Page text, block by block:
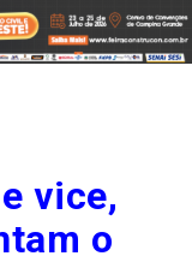
vice,
o